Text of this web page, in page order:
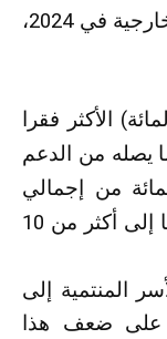
استمرار تراجع الضغوط الداخلية والخارجية في 2024،
الدراسة أن الخمس (20 بالمائة) الأكثر فقرا
يصله من الدعم
الموجه لغاز البوتان، 14 بالمائة من إجمالي
الاعتمادات السنوية، والتي تصل حاليا إلى أكثر من 10
المنتمية إلى
على ضعف هذا